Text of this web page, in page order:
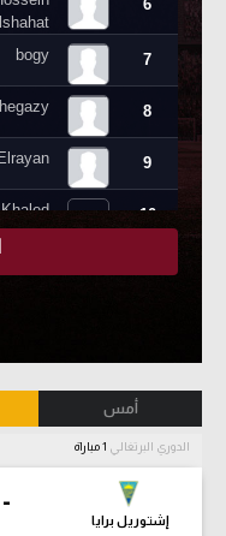
أمس
الدوري البرتغالي
-
إشتوريل برايا